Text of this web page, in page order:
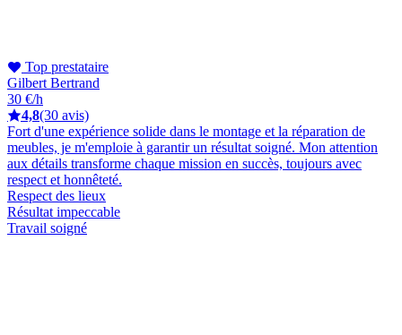
Top prestataire
Gilbert Bertrand
30 €/h
4,8(30 avis)
Fort d'une expérience solide dans le montage et la réparation de
meubles, je m'emploie à garantir un résultat soigné. Mon attention
aux détails transforme chaque mission en succès, toujours avec
respect et honnêteté.
Respect des lieux
Résultat impeccable
Travail soigné